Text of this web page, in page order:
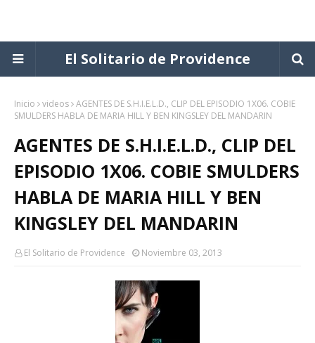
El Solitario de Providence
Inicio videos AGENTES DE S.H.I.E.L.D., CLIP DEL EPISODIO 1X06. COBIE
SMULDERS HABLA DE MARIA HILL Y BEN KINGSLEY DEL MANDARIN
AGENTES DE S.H.I.E.L.D., CLIP DEL
EPISODIO 1X06. COBIE SMULDERS
HABLA DE MARIA HILL Y BEN
KINGSLEY DEL MANDARIN
El Solitario de Providence Noviembre 03, 2013